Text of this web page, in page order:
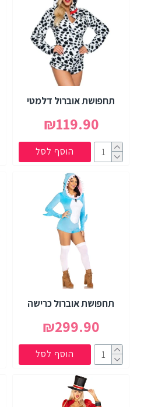
תחפושת אוברול דלמטי
₪119.90
הוסף לסל
תחפושת אוברול כרישה
₪299.90
הוסף לסל